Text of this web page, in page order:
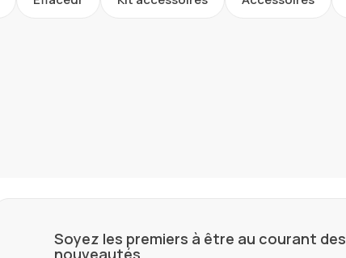
Soyez les premiers à être au courant des
nouveautés